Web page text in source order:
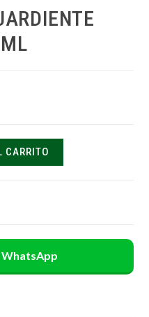
CARRITO
WhatsApp